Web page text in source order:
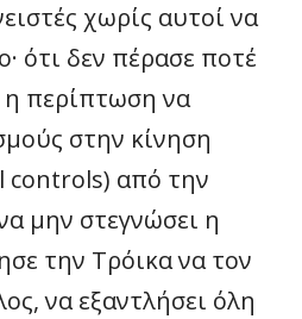
χωρίς αυτοί να
ότι δεν πέρασε ποτέ
περίπτωση να
στην κίνηση
controls) από την
μην στεγνώσει η
την Τρόικα να τον
να εξαντλήσει όλη